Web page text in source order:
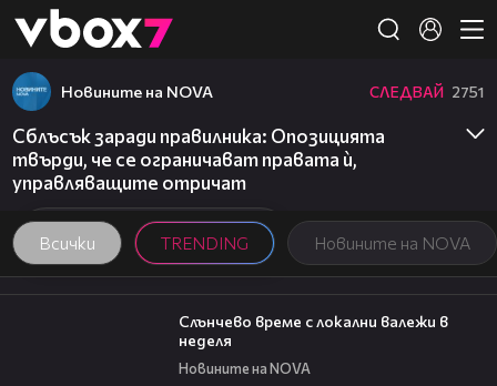
👾
Всички TRENDING Новините на NOVA
Новините на NOVA СЛЕДВАЙ 2751
Сблъсък заради правилника: Опозицията
твърди, че се ограничават правата ѝ,
управляващите отричат
00:56
Слънчево време с локални валежи в
неделя
Новините на NOVA